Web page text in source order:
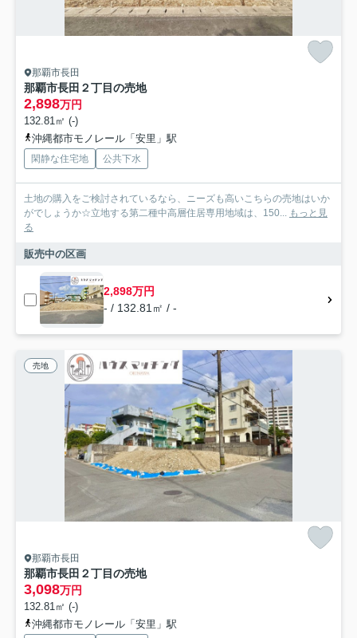
那覇市長田
那覇市長田２丁目の売地
2,898万円
132.81㎡ (-)
沖縄都市モノレール「安里」駅
閑静な住宅地 公共下水
土地の購入をご検討されているなら、ニーズも高いこちらの売地はいか
がでしょうか☆立地する第二種中高層住居専用地域は、150... もっと見
る
販売中の区画
2,898万円
- / 132.81㎡ / -
売地
那覇市長田
那覇市長田２丁目の売地
3,098万円
132.81㎡ (-)
沖縄都市モノレール「安里」駅